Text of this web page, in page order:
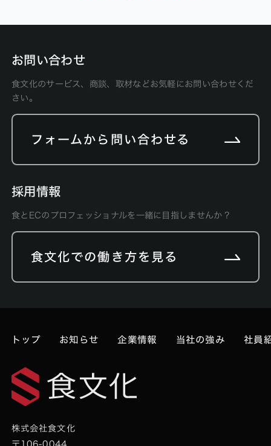
お問い合わせ
食文化のサービス、商談、取材などお気軽にお問い合わせくだ
さい。
フォームから問い合わせる
採用情報
食とECのプロフェッショナルを一緒に目指しませんか？
食文化での働き方を見る
トップ お知らせ 企業情報 当社の強み 社員
株式会社食文化
〒106-0044